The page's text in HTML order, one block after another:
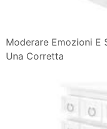
Moderare Emozioni E
Una Corretta